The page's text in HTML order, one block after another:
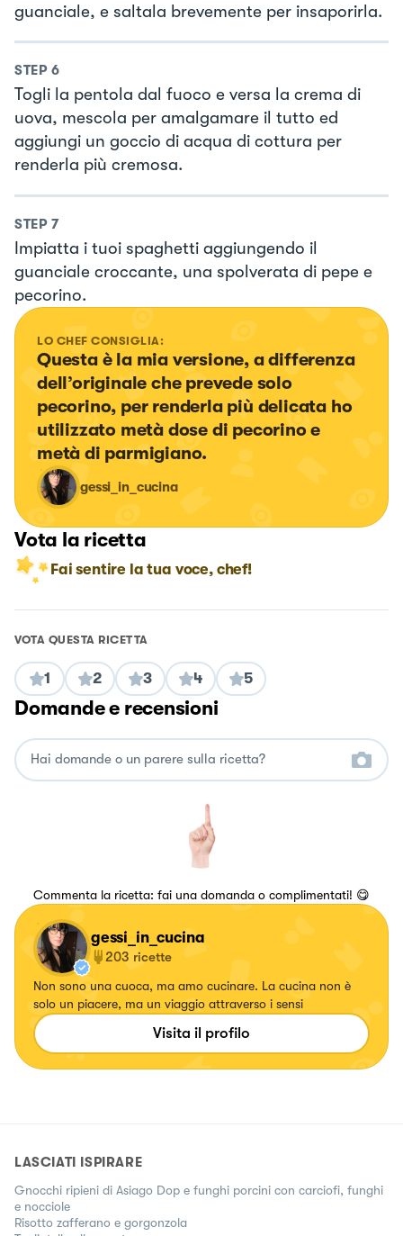
guanciale, e saltala brevemente per insaporirla.
STEP 6
Togli la pentola dal fuoco e versa la crema di
uova, mescola per amalgamare il tutto ed
aggiungi un goccio di acqua di cottura per
renderla più cremosa.
STEP 7
Impiatta i tuoi spaghetti aggiungendo il
guanciale croccante, una spolverata di pepe e
pecorino.
LO CHEF CONSIGLIA:
Questa è la mia versione, a differenza
dell’originale che prevede solo
pecorino, per renderla più delicata ho
utilizzato metà dose di pecorino e
metà di parmigiano.
gessi_in_cucina
Vota la ricetta
Fai sentire la tua voce, chef!
VOTA QUESTA RICETTA
1 2 3 4 5
Domande e recensioni
Commenta la ricetta: fai una domanda o complimentati! 😋
gessi_in_cucina
203 ricette
Non sono una cuoca, ma amo cucinare. La cucina non è
solo un piacere, ma un viaggio attraverso i sensi
Visita il profilo
LASCIATI ISPIRARE
Gnocchi ripieni di Asiago Dop e funghi porcini con carciofi, funghi
e nocciole
Risotto zafferano e gorgonzola